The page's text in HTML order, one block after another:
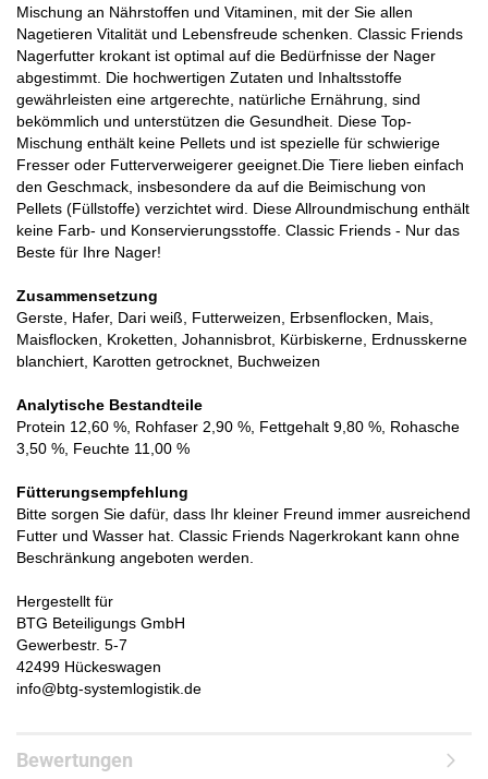
Mischung an Nährstoffen und Vitaminen, mit der Sie allen
Nagetieren Vitalität und Lebensfreude schenken. Classic Friends
Nagerfutter krokant ist optimal auf die Bedürfnisse der Nager
abgestimmt. Die hochwertigen Zutaten und Inhaltsstoffe
gewährleisten eine artgerechte, natürliche Ernährung, sind
bekömmlich und unterstützen die Gesundheit. Diese Top-
Mischung enthält keine Pellets und ist spezielle für schwierige
Fresser oder Futterverweigerer geeignet.Die Tiere lieben einfach
den Geschmack, insbesondere da auf die Beimischung von
Pellets (Füllstoffe) verzichtet wird. Diese Allroundmischung enthält
keine Farb- und Konservierungsstoffe. Classic Friends - Nur das
Beste für Ihre Nager!
Zusammensetzung
Gerste, Hafer, Dari weiß, Futterweizen, Erbsenflocken, Mais,
Maisflocken, Kroketten, Johannisbrot, Kürbiskerne, Erdnusskerne
blanchiert, Karotten getrocknet, Buchweizen
Analytische Bestandteile
Protein 12,60 %, Rohfaser 2,90 %, Fettgehalt 9,80 %, Rohasche
3,50 %, Feuchte 11,00 %
Fütterungsempfehlung
Bitte sorgen Sie dafür, dass Ihr kleiner Freund immer ausreichend
Futter und Wasser hat. Classic Friends Nagerkrokant kann ohne
Beschränkung angeboten werden.
Hergestellt für
BTG Beteiligungs GmbH
Gewerbestr. 5-7
42499 Hückeswagen
info@btg-systemlogistik.de
Bewertungen